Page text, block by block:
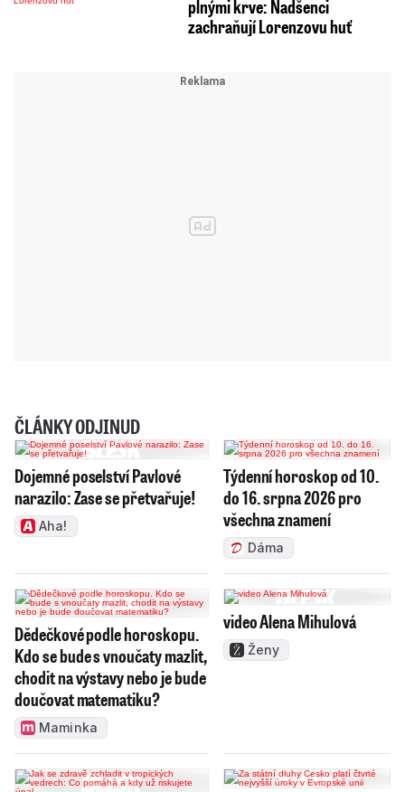
plnými krve: Nadšenci
zachraňují Lorenzovu huť
ČLÁNKY ODJINUD
Dojemné poselství Pavlové
narazilo: Zase se přetvařuje!
Aha!
Týdenní horoskop od 10.
do 16. srpna 2026 pro
všechna znamení
Dáma
Dědečkové podle horoskopu.
Kdo se bude s vnoučaty mazlit,
chodit na výstavy nebo je bude
doučovat matematiku?
Maminka
video Alena Mihulová
Ženy